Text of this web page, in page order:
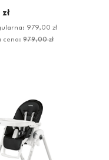
979,00 zł
cena: 979,00 zł